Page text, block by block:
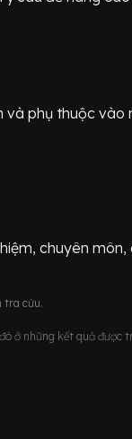
và phụ thuộc vào
chuyên
tra cứu.
ở những kết quả được